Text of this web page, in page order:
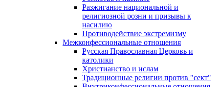
Разжигание национальной и
религиозной розни и призывы к
насилию
Противодействие экстремизму
Межконфессиональные отношения
Русская Православная Церковь и
католики
Христианство и ислам
Традиционные религии против "сект"